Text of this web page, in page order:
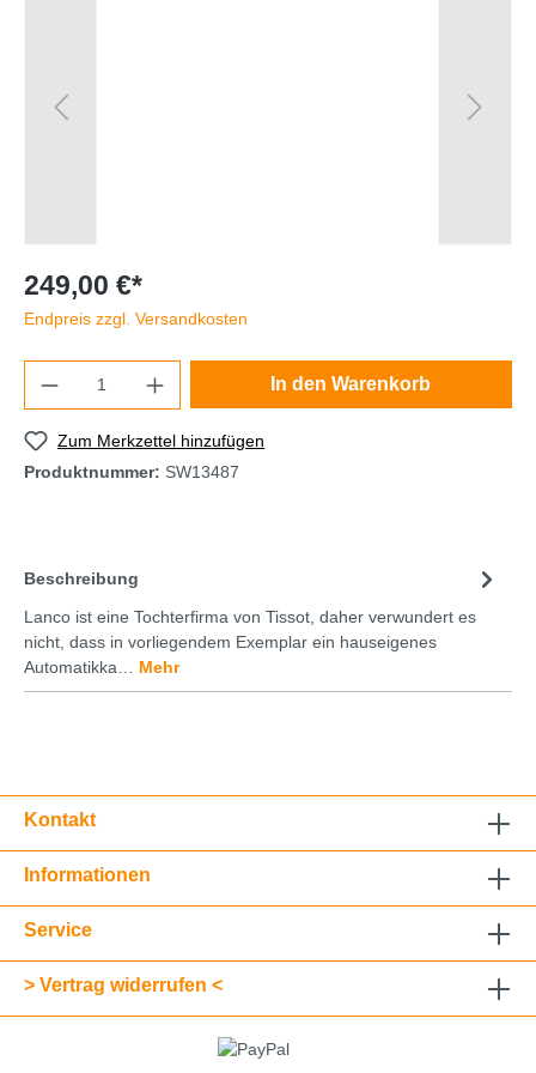
249,00 €*
Endpreis zzgl. Versandkosten
In den Warenkorb
Zum Merkzettel hinzufügen
Produktnummer: SW13487
Beschreibung
Lanco ist eine Tochterfirma von Tissot, daher verwundert es
nicht, dass in vorliegendem Exemplar ein hauseigenes
Automatikka… Mehr
Kontakt
Informationen
Service
> Vertrag widerrufen <